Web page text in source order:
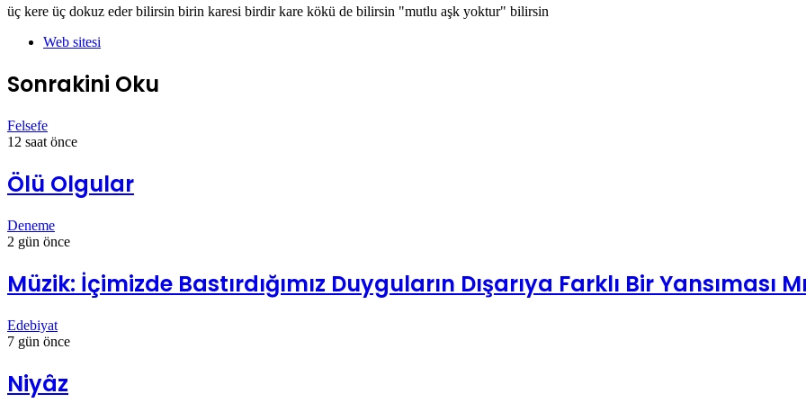
üç kere üç dokuz eder bilirsin birin karesi birdir kare kökü de bilirsin "mutlu aşk yoktur" bilirsin
Web sitesi
Sonrakini Oku
Felsefe
12 saat önce
Ölü Olgular
Deneme
2 gün önce
Müzik: İçimizde Bastırdığımız Duyguların Dışarıya Farklı Bir Yansıması
Edebiyat
7 gün önce
Niyâz